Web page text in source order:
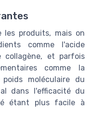
les produits, mais on
comme l'acide
collagène, et parfois
comme la
moléculaire du
dans l'efficacité du
étant plus facile à